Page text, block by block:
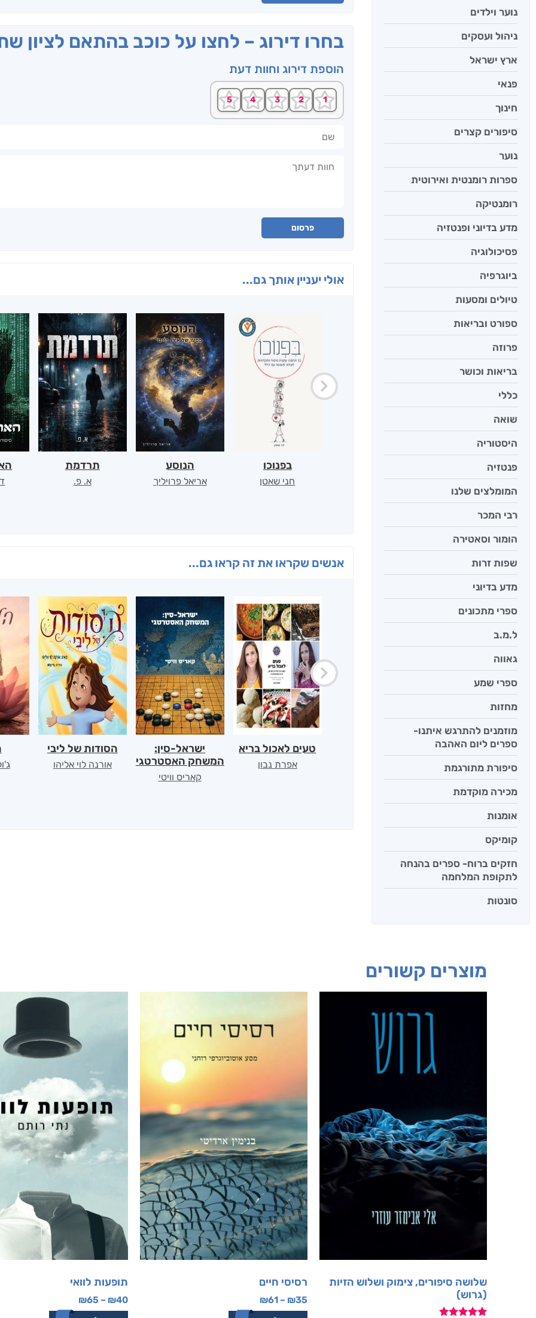
נוער וילדים
ניהול ועסקים
ארץ ישראל
פנאי
חינוך
סיפורים קצרים
נוער
ספרות רומנטית ואירוטית
רומנטיקה
מדע בדיוני ופנטזיה
פסיכולוגיה
ביוגרפיה
טיולים ומסעות
ספורט ובריאות
פרוזה
בריאות וכושר
כללי
שואה
היסטוריה
פנטזיה
המומלצים שלנו
רבי המכר
הומור וסאטירה
שפות זרות
מדע בדיוני
ספרי מתכונים
ל.מ.ב
גאווה
ספרי שמע
מחזות
מוזמנים להתרגש איתנו-
ספרים ליום האהבה
סיפורת מתורגמת
מכירה מוקדמת
אומנות
קומיקס
חזקים ברוח- ספרים בהנחה
לתקופת המלחמה
סונטות
בחרו דירוג – לחצו על כוכב בהתאם לציון
הוספת דירוג וחוות דעת
פרסום
אולי יעניין אותך גם...
בפנוכו
חני שאטן
הנוסע
אריאל פרויליך
תרדמת
א. פ.
אנשים שקראו את זה קראו גם...
טעים לאכול בריא
אפרת נבון
ישראל-סין:
המשחק האסטרטגי
קאריס וויטי
הסודות של ליבי
אורנה לוי אליהו
מוצרים קשורים
שלושה סיפורים, צימוק ושלוש הזיות
(גרוש)
רסיסי חיים
₪35
–
₪61
תופעות לוואי
₪40
–
₪65